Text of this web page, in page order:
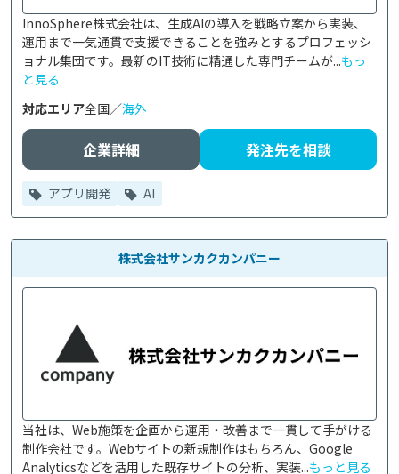
InnoSphere株式会社は、生成AIの導入を戦略立案から実装、
運用まで一気通貫で支援できることを強みとするプロフェッシ
ョナル集団です。最新のIT技術に精通した専門チームが...もっ
と見る
対応エリア全国／海外
企業詳細 発注先を相談
アプリ開発 AI
株式会社サンカクカンパニー
当社は、Web施策を企画から運用・改善まで一貫して手がける
制作会社です。Webサイトの新規制作はもちろん、Google
Analyticsなどを活用した既存サイトの分析、実装...もっと見る